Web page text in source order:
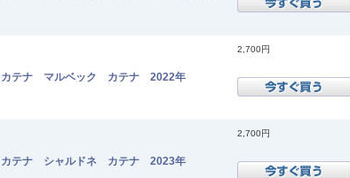
カテナ マルベック カテナ 2022年
2,700円
カテナ シャルドネ カテナ 2023年
2,700円